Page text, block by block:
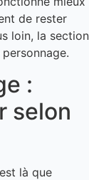
de rester
loin, la section
:
selon
là que